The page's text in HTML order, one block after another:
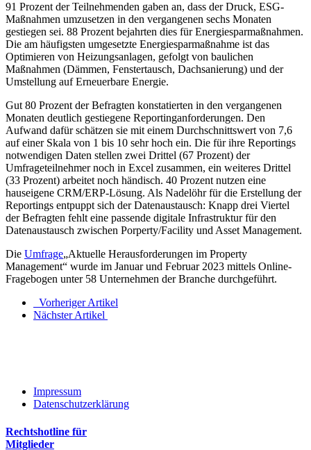
91 Prozent der Teilnehmenden gaben an, dass der Druck, ESG-
Maßnahmen umzusetzen in den vergangenen sechs Monaten
gestiegen sei. 88 Prozent bejahrten dies für Energiesparmaßnahmen.
Die am häufigsten umgesetzte Energiesparmaßnahme ist das
Optimieren von Heizungsanlagen, gefolgt von baulichen
Maßnahmen (Dämmen, Fenstertausch, Dachsanierung) und der
Umstellung auf Erneuerbare Energie.
Gut 80 Prozent der Befragten konstatierten in den vergangenen
Monaten deutlich gestiegene Reportinganforderungen. Den
Aufwand dafür schätzen sie mit einem Durchschnittswert von 7,6
auf einer Skala von 1 bis 10 sehr hoch ein. Die für ihre Reportings
notwendigen Daten stellen zwei Drittel (67 Prozent) der
Umfrageteilnehmer noch in Excel zusammen, ein weiteres Drittel
(33 Prozent) arbeitet noch händisch. 40 Prozent nutzen eine
hauseigene CRM/ERP-Lösung. Als Nadelöhr für die Erstellung der
Reportings entpuppt sich der Datenaustausch: Knapp drei Viertel
der Befragten fehlt eine passende digitale Infrastruktur für den
Datenaustausch zwischen Porperty/Facility und Asset Management.
Die Umfrage„Aktuelle Herausforderungen im Property
Management“ wurde im Januar und Februar 2023 mittels Online-
Fragebogen unter 58 Unternehmen der Branche durchgeführt.
Vorheriger Artikel
Nächster Artikel
Impressum
Datenschutzerklärung
Rechtshotline für
Mitglieder